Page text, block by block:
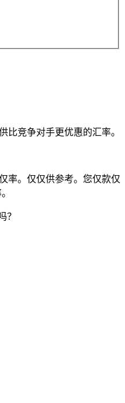
比竞争对手更优惠的汇率。
率。仅仅供参考。您仅款仅
？